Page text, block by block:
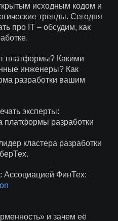
исходным кодом и
тренды. Сегодня
про IT – обсудим, как
платформы? Какими
инженеры? Как
разработки вашим
эксперты:
платформы разработки
кластера разработки
Ассоциацией ФинТех:
и зачем её